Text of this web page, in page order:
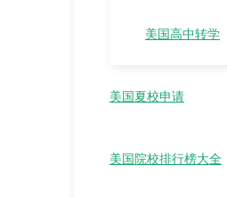
美国高中转学
美国夏校申请
美国院校排行榜大全